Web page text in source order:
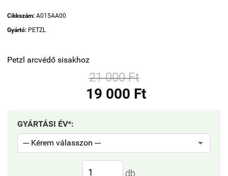
Cikkszám: A015AA00
Gyártó: PETZL
Petzl arcvédő sisakhoz
21 000 Ft
19 000 Ft
GYÁRTÁSI ÉV*:
db